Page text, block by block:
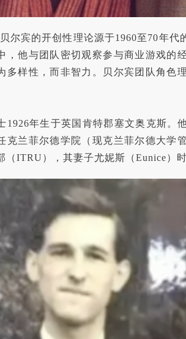
尔宾的开创性理论源于1960至70年
，他与团队密切观察参与商业游戏的
多样性，而非智力。贝尔宾团队角色
1926年生于英国肯特郡塞文奥克斯。
克兰菲尔德学院（现克兰菲尔德大学
（ITRU），其妻子尤妮斯（Eunice）